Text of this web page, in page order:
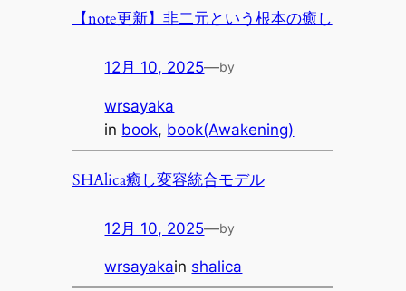
【note更新】非二元という根本の癒し
12月 10, 2025—by
wrsayaka
in book, book(Awakening)
SHAlica癒し変容統合モデル
12月 10, 2025—by
wrsayakain shalica